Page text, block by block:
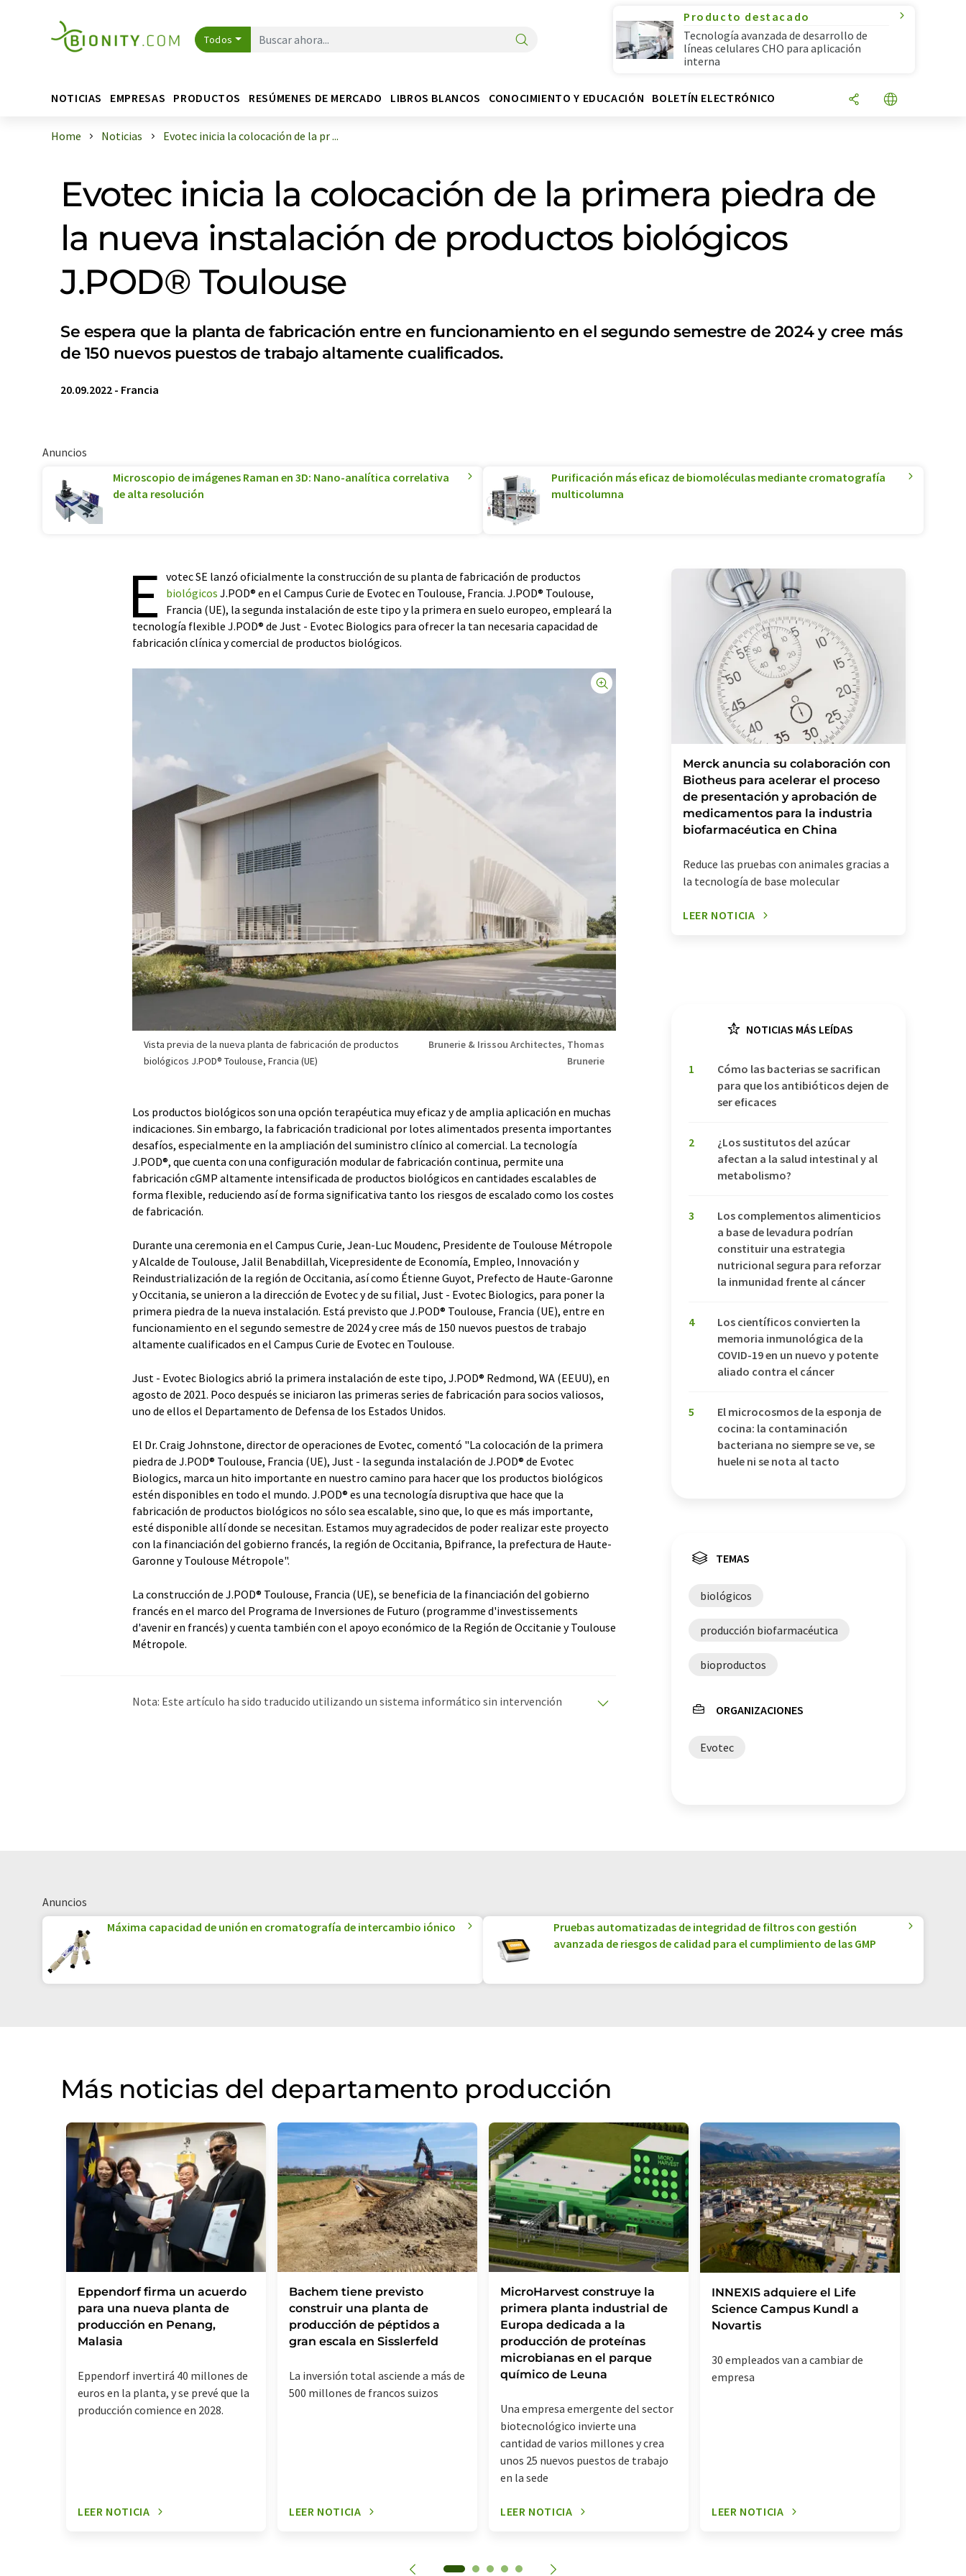
Todos
Producto destacado
Tecnología avanzada de desarrollo de
líneas celulares CHO para aplicación
interna
NOTICIAS EMPRESAS PRODUCTOS RESÚMENES DE MERCADO LIBROS BLANCOS CONOCIMIENTO Y EDUCACIÓN BOLETÍN ELECTRÓNICO
Home Noticias Evotec inicia la colocación de la pr ...
Evotec inicia la colocación de la primera piedra de
la nueva instalación de productos biológicos
J.POD® Toulouse
Se espera que la planta de fabricación entre en funcionamiento en el segundo semestre de 2024 y cree más
de 150 nuevos puestos de trabajo altamente cualificados.
20.09.2022 - Francia
Anuncios
Microscopio de imágenes Raman en 3D: Nano-analítica correlativa
de alta resolución
Purificación más eficaz de biomoléculas mediante cromatografía
multicolumna
E votec SE lanzó oficialmente la construcción de su planta de fabricación de productos
biológicos J.POD® en el Campus Curie de Evotec en Toulouse, Francia. J.POD® Toulouse,
Francia (UE), la segunda instalación de este tipo y la primera en suelo europeo, empleará la
tecnología flexible J.POD® de Just - Evotec Biologics para ofrecer la tan necesaria capacidad de
fabricación clínica y comercial de productos biológicos.
Vista previa de la nueva planta de fabricación de productos
biológicos J.POD® Toulouse, Francia (UE)
Brunerie & Irissou Architectes, Thomas
Brunerie
Los productos biológicos son una opción terapéutica muy eficaz y de amplia aplicación en muchas
indicaciones. Sin embargo, la fabricación tradicional por lotes alimentados presenta importantes
desafíos, especialmente en la ampliación del suministro clínico al comercial. La tecnología
J.POD®, que cuenta con una configuración modular de fabricación continua, permite una
fabricación cGMP altamente intensificada de productos biológicos en cantidades escalables de
forma flexible, reduciendo así de forma significativa tanto los riesgos de escalado como los costes
de fabricación.
Durante una ceremonia en el Campus Curie, Jean-Luc Moudenc, Presidente de Toulouse Métropole
y Alcalde de Toulouse, Jalil Benabdillah, Vicepresidente de Economía, Empleo, Innovación y
Reindustrialización de la región de Occitania, así como Étienne Guyot, Prefecto de Haute-Garonne
y Occitania, se unieron a la dirección de Evotec y de su filial, Just - Evotec Biologics, para poner la
primera piedra de la nueva instalación. Está previsto que J.POD® Toulouse, Francia (UE), entre en
funcionamiento en el segundo semestre de 2024 y cree más de 150 nuevos puestos de trabajo
altamente cualificados en el Campus Curie de Evotec en Toulouse.
Just - Evotec Biologics abrió la primera instalación de este tipo, J.POD® Redmond, WA (EEUU), en
agosto de 2021. Poco después se iniciaron las primeras series de fabricación para socios valiosos,
uno de ellos el Departamento de Defensa de los Estados Unidos.
El Dr. Craig Johnstone, director de operaciones de Evotec, comentó "La colocación de la primera
piedra de J.POD® Toulouse, Francia (UE), Just - la segunda instalación de J.POD® de Evotec
Biologics, marca un hito importante en nuestro camino para hacer que los productos biológicos
estén disponibles en todo el mundo. J.POD® es una tecnología disruptiva que hace que la
fabricación de productos biológicos no sólo sea escalable, sino que, lo que es más importante,
esté disponible allí donde se necesitan. Estamos muy agradecidos de poder realizar este proyecto
con la financiación del gobierno francés, la región de Occitania, Bpifrance, la prefectura de Haute-
Garonne y Toulouse Métropole".
La construcción de J.POD® Toulouse, Francia (UE), se beneficia de la financiación del gobierno
francés en el marco del Programa de Inversiones de Futuro (programme d'investissements
d'avenir en francés) y cuenta también con el apoyo económico de la Región de Occitanie y Toulouse
Métropole.
Nota: Este artículo ha sido traducido utilizando un sistema informático sin intervención
Merck anuncia su colaboración con
Biotheus para acelerar el proceso
de presentación y aprobación de
medicamentos para la industria
biofarmacéutica en China
Reduce las pruebas con animales gracias a
la tecnología de base molecular
LEER NOTICIA
NOTICIAS MÁS LEÍDAS
1
Cómo las bacterias se sacrifican
para que los antibióticos dejen de
ser eficaces
2
¿Los sustitutos del azúcar
afectan a la salud intestinal y al
metabolismo?
3
Los complementos alimenticios
a base de levadura podrían
constituir una estrategia
nutricional segura para reforzar
la inmunidad frente al cáncer
4
Los científicos convierten la
memoria inmunológica de la
COVID-19 en un nuevo y potente
aliado contra el cáncer
5
El microcosmos de la esponja de
cocina: la contaminación
bacteriana no siempre se ve, se
huele ni se nota al tacto
TEMAS
biológicos
producción biofarmacéutica
bioproductos
ORGANIZACIONES
Evotec
Anuncios
Máxima capacidad de unión en cromatografía de intercambio iónico
Pruebas automatizadas de integridad de filtros con gestión
avanzada de riesgos de calidad para el cumplimiento de las GMP
Más noticias del departamento producción
Eppendorf firma un acuerdo
para una nueva planta de
producción en Penang,
Malasia
Eppendorf invertirá 40 millones de
euros en la planta, y se prevé que la
producción comience en 2028.
LEER NOTICIA
Bachem tiene previsto
construir una planta de
producción de péptidos a
gran escala en Sisslerfeld
La inversión total asciende a más de
500 millones de francos suizos
LEER NOTICIA
MicroHarvest construye la
primera planta industrial de
Europa dedicada a la
producción de proteínas
microbianas en el parque
químico de Leuna
Una empresa emergente del sector
biotecnológico invierte una
cantidad de varios millones y crea
unos 25 nuevos puestos de trabajo
en la sede
LEER NOTICIA
INNEXIS adquiere el Life
Science Campus Kundl a
Novartis
30 empleados van a cambiar de
empresa
LEER NOTICIA